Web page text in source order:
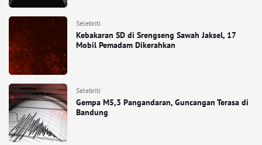
Selebriti
Kebakaran SD di Srengseng Sawah Jaksel, 17
Mobil Pemadam Dikerahkan
Selebriti
Gempa M5,3 Pangandaran, Guncangan Terasa di
Bandung